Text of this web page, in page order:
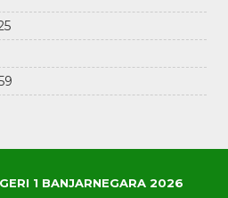
1 BANJARNEGARA 2026